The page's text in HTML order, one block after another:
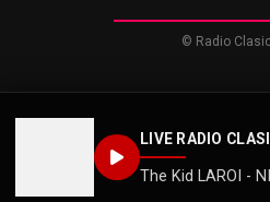
LIVE RADIO
The Kid LAROI -
© Radio